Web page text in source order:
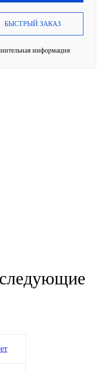
БЫСТРЫЙ ЗАКАЗ
информация